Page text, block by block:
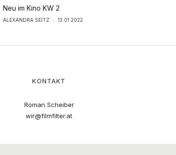
Neu im Kino KW 2
ALEXANDRA SEITZ · 13.01.2022
KONTAKT
Roman Scheiber
wir@filmfilter.at